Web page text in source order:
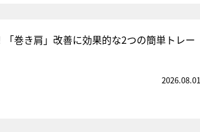
巻き肩」改善に効果的な2つの簡単トレー
2026.08.01